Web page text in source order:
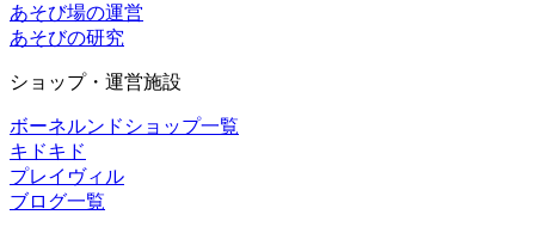
あそび場の運営
あそびの研究
ショップ・運営施設
ボーネルンドショップ一覧
キドキド
プレイヴィル
ブログ一覧